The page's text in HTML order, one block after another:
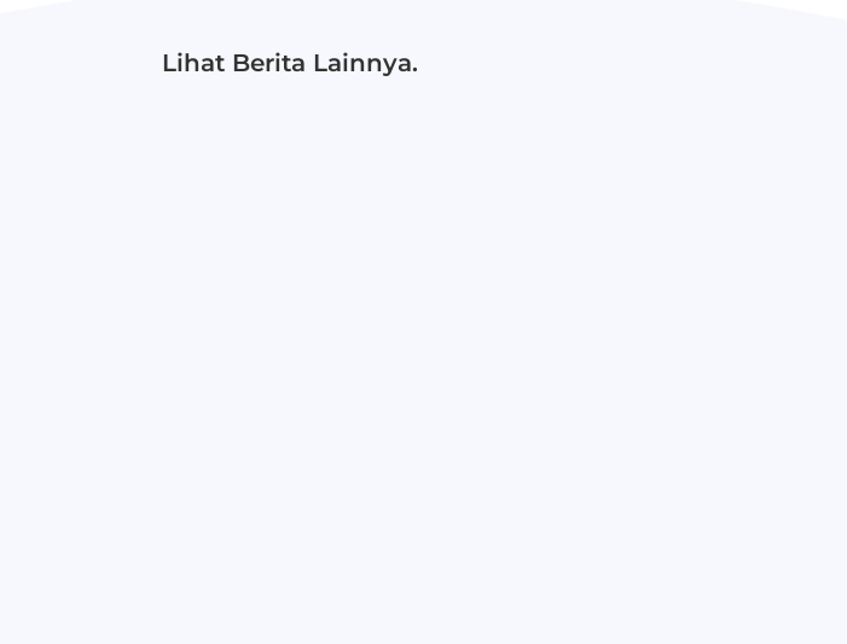
Lihat Berita Lainnya.